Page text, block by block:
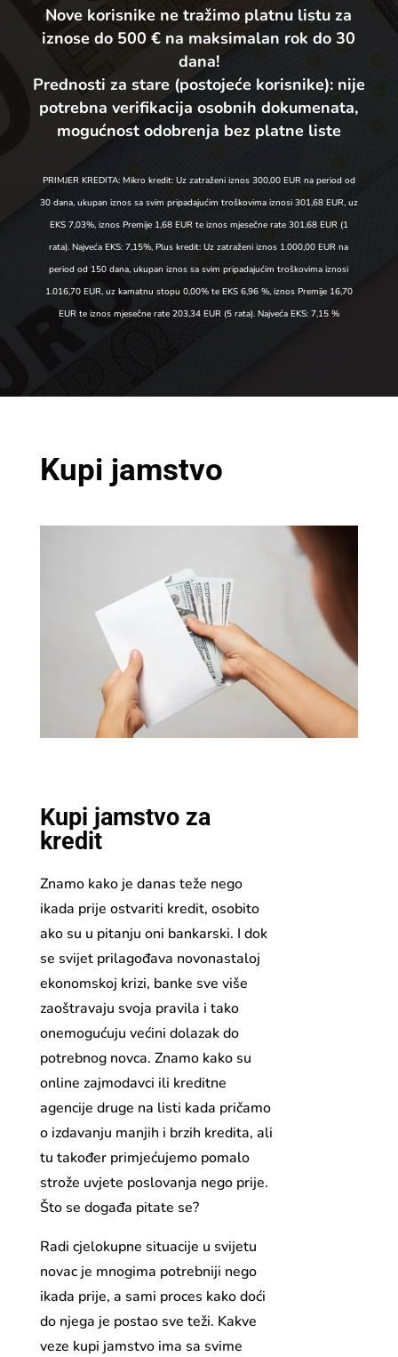
Nove korisnike ne tražimo platnu listu za
iznose do 500 € na maksimalan rok do 30
dana!
Prednosti za stare (postojeće korisnike): nije
potrebna verifikacija osobnih dokumenata,
mogućnost odobrenja bez platne liste
PRIMJER KREDITA: Mikro kredit: Uz zatraženi iznos 300,00 EUR na period od
30 dana, ukupan iznos sa svim pripadajućim troškovima iznosi 301,68 EUR, uz
EKS 7,03%, iznos Premije 1,68 EUR te iznos mjesečne rate 301,68 EUR (1
rata). Najveća EKS: 7,15%, Plus kredit: Uz zatraženi iznos 1.000,00 EUR na
period od 150 dana, ukupan iznos sa svim pripadajućim troškovima iznosi
1.016,70 EUR, uz kamatnu stopu 0,00% te EKS 6,96 %, iznos Premije 16,70
EUR te iznos mjesečne rate 203,34 EUR (5 rata). Najveća EKS: 7,15 %
Kupi jamstvo
Kupi jamstvo za
kredit
Znamo kako je danas teže nego
ikada prije ostvariti kredit, osobito
ako su u pitanju oni bankarski. I dok
se svijet prilagođava novonastaloj
ekonomskoj krizi, banke sve više
zaoštravaju svoja pravila i tako
onemogućuju većini dolazak do
potrebnog novca. Znamo kako su
online zajmodavci ili kreditne
agencije druge na listi kada pričamo
o izdavanju manjih i brzih kredita, ali
tu također primjećujemo pomalo
strože uvjete poslovanja nego prije.
Što se događa pitate se?
Radi cjelokupne situacije u svijetu
novac je mnogima potrebniji nego
ikada prije, a sami proces kako doći
do njega je postao sve teži. Kakve
veze kupi jamstvo ima sa svime